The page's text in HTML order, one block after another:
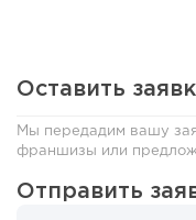
Оставить
Мы передадим вашу
франшизы или
Отправить